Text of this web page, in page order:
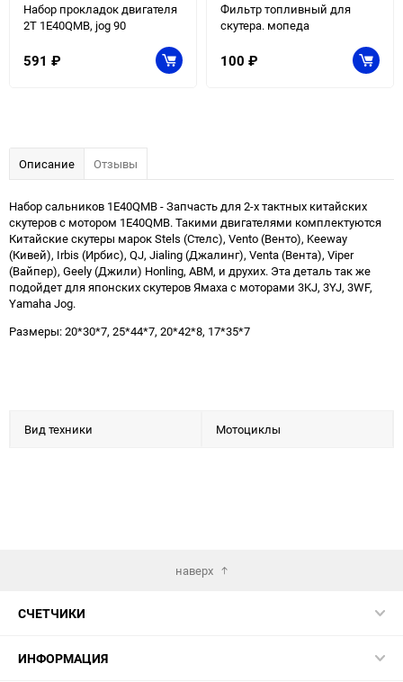
Набор прокладок двигателя
2T 1E40QMB, jog 90
591 ₽
Фильтр топливный для
скутера. мопеда
100 ₽
Описание Отзывы
Набор сальников 1E40QMB - Запчасть для 2-х тактных китайских
скутеров с мотором 1E40QMB. Такими двигателями комплектуются
Китайские скутеры марок Stels (Стелс), Vento (Венто), Keeway
(Кивей), Irbis (Ирбис), QJ, Jialing (Джалинг), Venta (Вента), Viper
(Вайпер), Geely (Джили) Honling, ABM, и друхих. Эта деталь так же
подойдет для японских скутеров Ямаха с моторами 3KJ, 3YJ, 3WF,
Yamaha Jog.
Размеры: 20*30*7, 25*44*7, 20*42*8, 17*35*7
Вид техники Мотоциклы
наверх
СЧЕТЧИКИ
ИНФОРМАЦИЯ